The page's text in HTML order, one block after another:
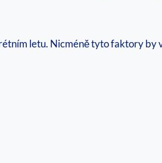
letu. Nicméně tyto faktory by